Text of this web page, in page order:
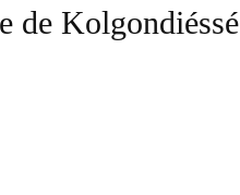
de Kolgondiéssé